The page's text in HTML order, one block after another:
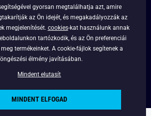
gyorsan megtalálhatja azt, amire
az Ön idejét, és megakadályozzák az
megjelenítését. cookies-kat használunk annak
tartózkodik, és az Ön preferenciái
termékeinket. A cookie-fájlok segítenek a
élmény javításában.
Mindent elutasít
MINDENT ELFOGAD